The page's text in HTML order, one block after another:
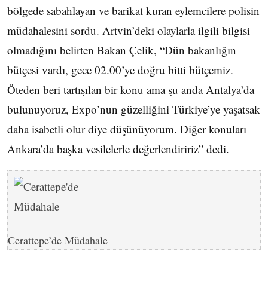
bölgede sabahlayan ve barikat kuran eylemcilere polisin
müdahalesini sordu. Artvin’deki olaylarla ilgili bilgisi
olmadığını belirten Bakan Çelik, “Dün bakanlığın
bütçesi vardı, gece 02.00’ye doğru bitti bütçemiz.
Öteden beri tartışılan bir konu ama şu anda Antalya’da
bulunuyoruz, Expo’nun güzelliğini Türkiye’ye yaşatsak
daha isabetli olur diye düşünüyorum. Diğer konuları
Ankara’da başka vesilelerle değerlendiririz” dedi.
Cerattepe’de Müdahale